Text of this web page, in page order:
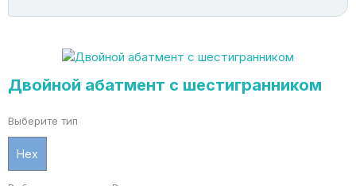
Двойной абатмент с шестигранником
Выберите тип
Hex